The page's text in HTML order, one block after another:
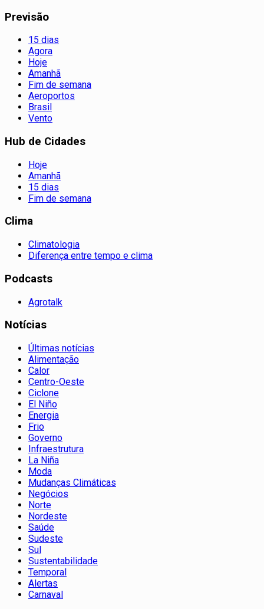
Previsão
15 dias
Agora
Hoje
Amanhã
Fim de semana
Aeroportos
Brasil
Vento
Hub de Cidades
Hoje
Amanhã
15 dias
Fim de semana
Clima
Climatologia
Diferença entre tempo e clima
Podcasts
Agrotalk
Notícias
Últimas notícias
Alimentação
Calor
Centro-Oeste
Ciclone
El Niño
Energia
Frio
Governo
Infraestrutura
La Niña
Moda
Mudanças Climáticas
Negócios
Norte
Nordeste
Saúde
Sudeste
Sul
Sustentabilidade
Temporal
Alertas
Carnaval